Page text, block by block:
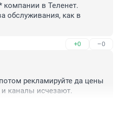
компании в Теленет.
обслуживания, как в
+0 –0
рекламируйте да цены
каналы исчезают.